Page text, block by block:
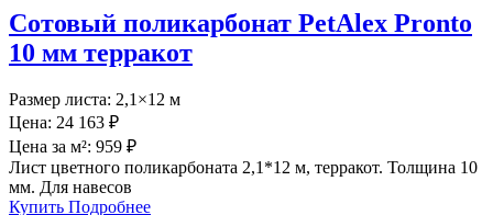
Сотовый поликарбонат PetAlex Pronto
10 мм терракот
Размер листа: 2,1×12 м
Цена: 24 163 ₽
Цена за м²: 959 ₽
Лист цветного поликарбоната 2,1*12 м, терракот. Толщина 10
мм. Для навесов
Купить Подробнее